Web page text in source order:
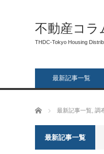
不動産コラ
THDC-Tokyo Housing
最新記事一覧
ホーム 最新記事一覧, 調
最新記事一覧